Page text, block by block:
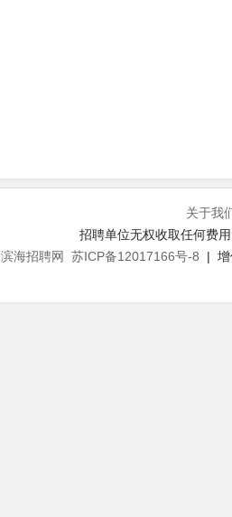
关于我
招聘单位无权收取任何费
滨海招聘网 苏ICP备12017166号-8 | 增